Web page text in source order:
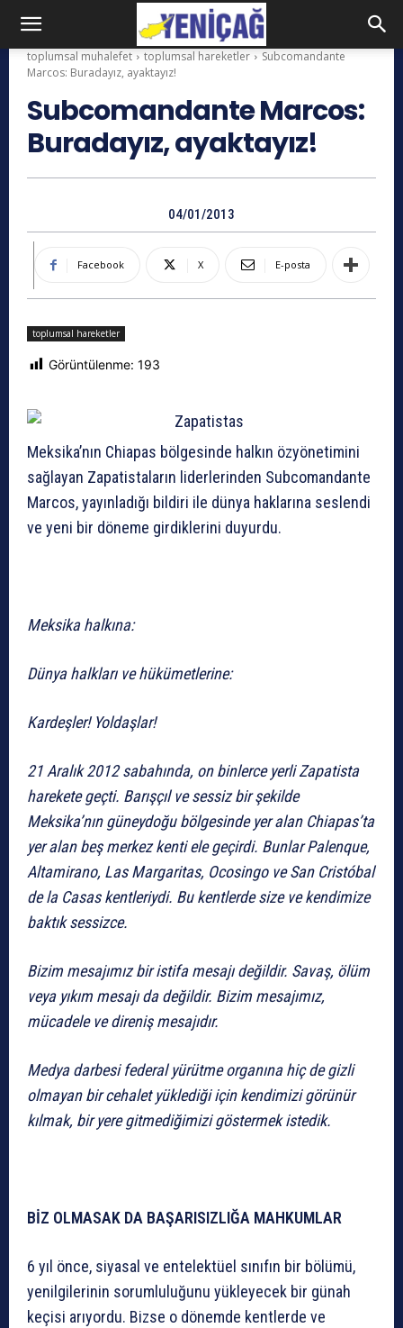
toplumsal muhalefet toplumsal hareketler
Subcomandante
Marcos: Buradayız, ayaktayız!
Subcomandante Marcos:
Buradayız, ayaktayız!
04/01/2013
Facebook X E-posta
toplumsal hareketler
Görüntülenme: 193
Meksika’nın Chiapas bölgesinde halkın özyönetimini
sağlayan Zapatistaların liderlerinden Subcomandante
Marcos, yayınladığı bildiri ile dünya haklarına seslendi
ve yeni bir döneme girdiklerini duyurdu.
Meksika halkına:
Dünya halkları ve hükümetlerine:
Kardeşler! Yoldaşlar!
21 Aralık 2012 sabahında, on binlerce yerli Zapatista
harekete geçti. Barışçıl ve sessiz bir şekilde
Meksika’nın güneydoğu bölgesinde yer alan Chiapas’ta
yer alan beş merkez kenti ele geçirdi. Bunlar Palenque,
Altamirano, Las Margaritas, Ocosingo ve San Cristóbal
de la Casas kentleriydi. Bu kentlerde size ve kendimize
baktık sessizce.
Bizim mesajımız bir istifa mesajı değildir. Savaş, ölüm
veya yıkım mesajı da değildir. Bizim mesajımız,
mücadele ve direniş mesajıdır.
Medya darbesi federal yürütme organına hiç de gizli
olmayan bir cehalet yüklediği için kendimizi görünür
kılmak, bir yere gitmediğimizi göstermek istedik.
BİZ OLMASAK DA BAŞARISIZLIĞA MAHKUMLAR
6 yıl önce, siyasal ve entelektüel sınıfın bir bölümü,
yenilgilerinin sorumluluğunu yükleyecek bir günah
keçisi arıyordu. Bizse o dönemde kentlerde ve